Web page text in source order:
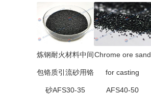
炼钢耐火材料中间
包铬质引流砂用铬
砂AFS30-35
Chrome ore sand
for casting
AFS40-50